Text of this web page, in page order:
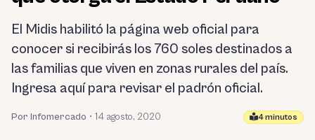
El Midis habilitó la página web oficial para
conocer si recibirás los 760 soles destinados a
las familias que viven en zonas rurales del país.
Ingresa aquí para revisar el padrón oficial.
Por Infomercado • 14 agosto, 2020 4 minutos